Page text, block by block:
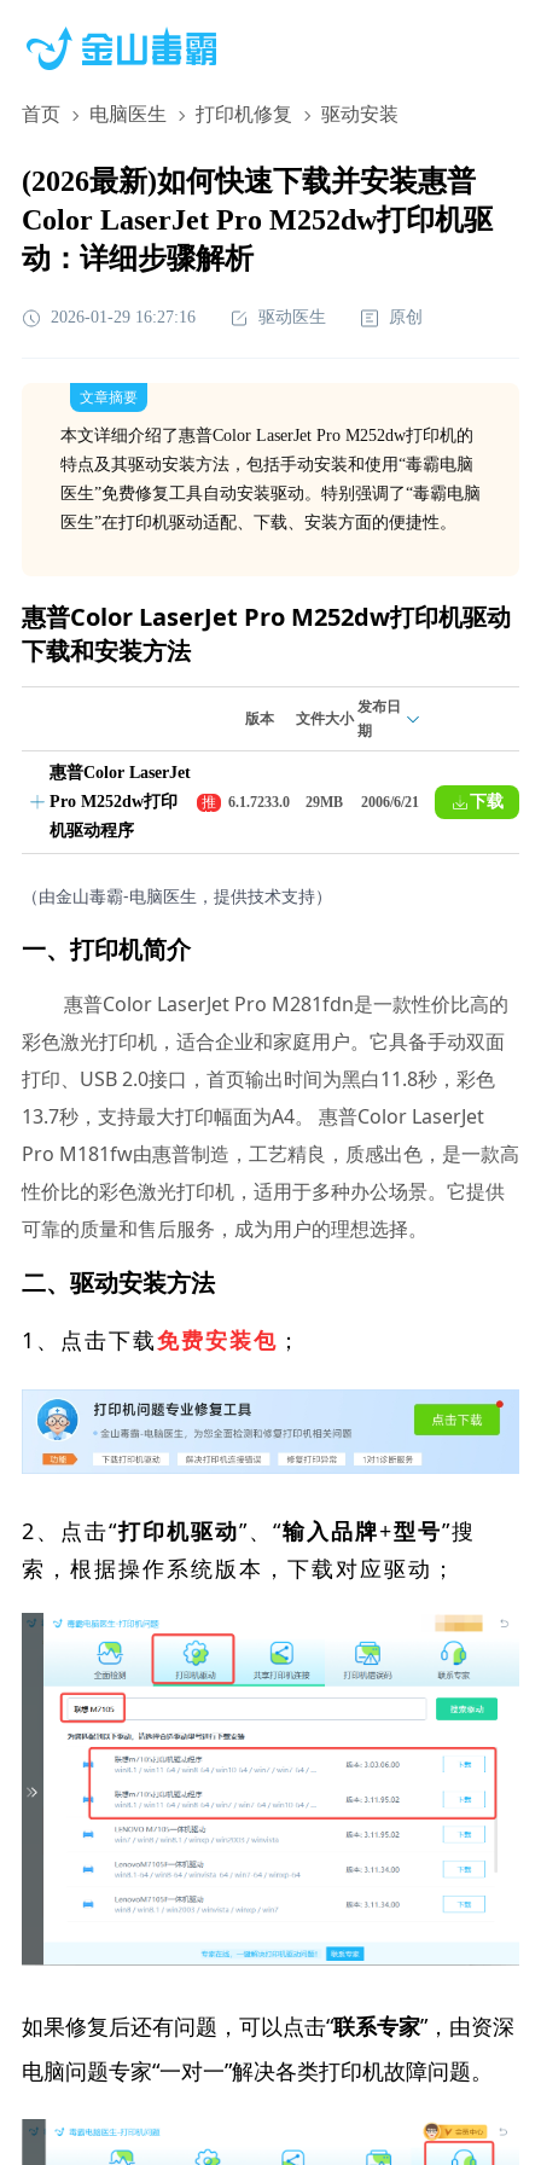
首页 电脑医生 打印机修复 驱动安装
(2026最新)如何快速下载并安装惠普
Color LaserJet Pro M252dw打印机驱
动：详细步骤解析
2026-01-29 16:27:16 驱动医生 原创
文章摘要
本文详细介绍了惠普Color LaserJet Pro M252dw打印机的
特点及其驱动安装方法，包括手动安装和使用“毒霸电脑
医生”免费修复工具自动安装驱动。特别强调了“毒霸电脑
医生”在打印机驱动适配、下载、安装方面的便捷性。
惠普Color LaserJet Pro M252dw打印机驱动
下载和安装方法
版本 文件大小
发布日
期
惠普Color LaserJet
Pro M252dw打印
机驱动程序
推
荐
6.1.7233.0 29MB 2006/6/21 下载
（由金山毒霸-电脑医生，提供技术支持）
一、打印机简介
惠普Color LaserJet Pro M281fdn是一款性价比高的
彩色激光打印机，适合企业和家庭用户。它具备手动双面
打印、USB 2.0接口，首页输出时间为黑白11.8秒，彩色
13.7秒，支持最大打印幅面为A4。 惠普Color LaserJet
Pro M181fw由惠普制造，工艺精良，质感出色，是一款高
性价比的彩色激光打印机，适用于多种办公场景。它提供
可靠的质量和售后服务，成为用户的理想选择。
二、驱动安装方法
1、点击下载免费安装包 ；
2、点击“打印机驱动”、“输入品牌+型号”搜
索，根据操作系统版本，下载对应驱动；
如果修复后还有问题，可以点击“联系专家”，由资深
电脑问题专家“一对一”解决各类打印机故障问题。